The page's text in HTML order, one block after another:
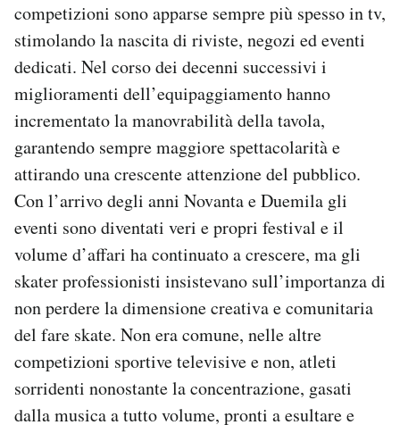
competizioni sono apparse sempre più spesso in tv,
stimolando la nascita di riviste, negozi ed eventi
dedicati. Nel corso dei decenni successivi i
miglioramenti dell’equipaggiamento hanno
incrementato la manovrabilità della tavola,
garantendo sempre maggiore spettacolarità e
attirando una crescente attenzione del pubblico.
Con l’arrivo degli anni Novanta e Duemila gli
eventi sono diventati veri e propri festival e il
volume d’affari ha continuato a crescere, ma gli
skater professionisti insistevano sull’importanza di
non perdere la dimensione creativa e comunitaria
del fare skate. Non era comune, nelle altre
competizioni sportive televisive e non, atleti
sorridenti nonostante la concentrazione, gasati
dalla musica a tutto volume, pronti a esultare e